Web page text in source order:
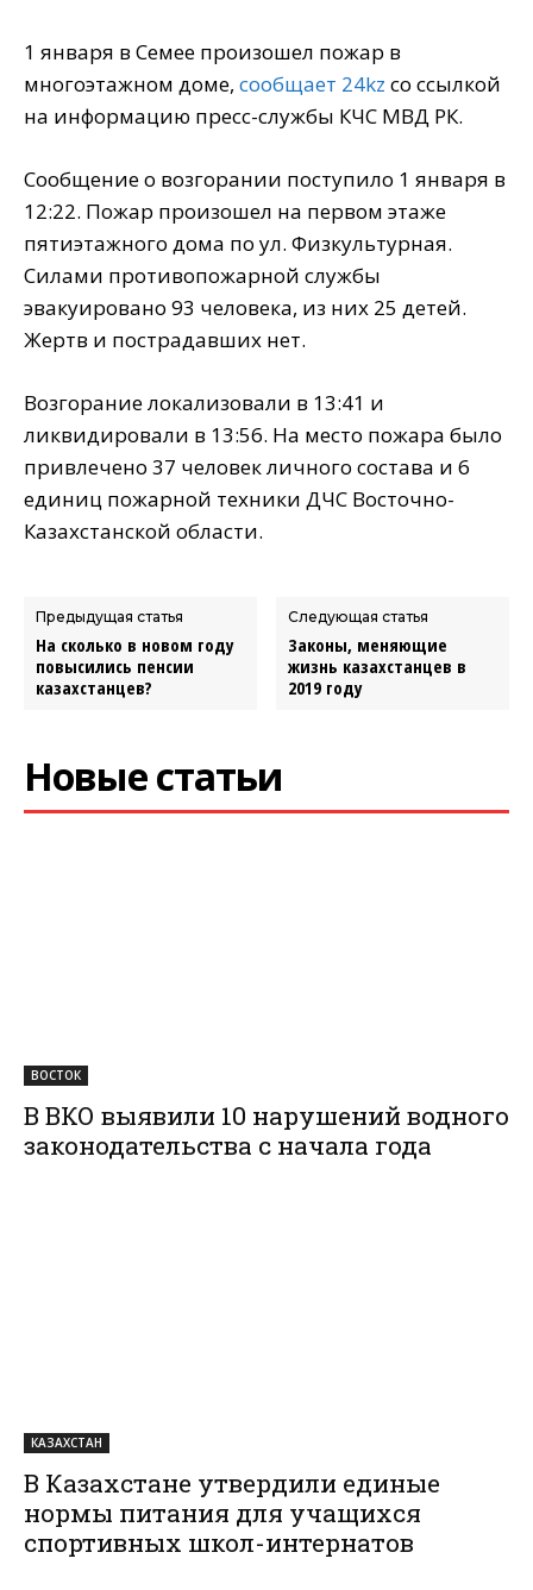
1 января в Семее произошел пожар в
многоэтажном доме, сообщает 24kz со ссылкой
на информацию пресс-службы КЧС МВД РК.
Сообщение о возгорании поступило 1 января в
12:22. Пожар произошел на первом этаже
пятиэтажного дома по ул. Физкультурная.
Силами противопожарной службы
эвакуировано 93 человека, из них 25 детей.
Жертв и пострадавших нет.
Возгорание локализовали в 13:41 и
ликвидировали в 13:56. На место пожара было
привлечено 37 человек личного состава и 6
единиц пожарной техники ДЧС Восточно-
Казахстанской области.
Предыдущая статья
На сколько в новом году
повысились пенсии
казахстанцев?
Следующая статья
Законы, меняющие
жизнь казахстанцев в
2019 году
Новые статьи
ВОСТОК
В ВКО выявили 10 нарушений водного
законодательства с начала года
КАЗАХСТАН
В Казахстане утвердили единые
нормы питания для учащихся
спортивных школ-интернатов